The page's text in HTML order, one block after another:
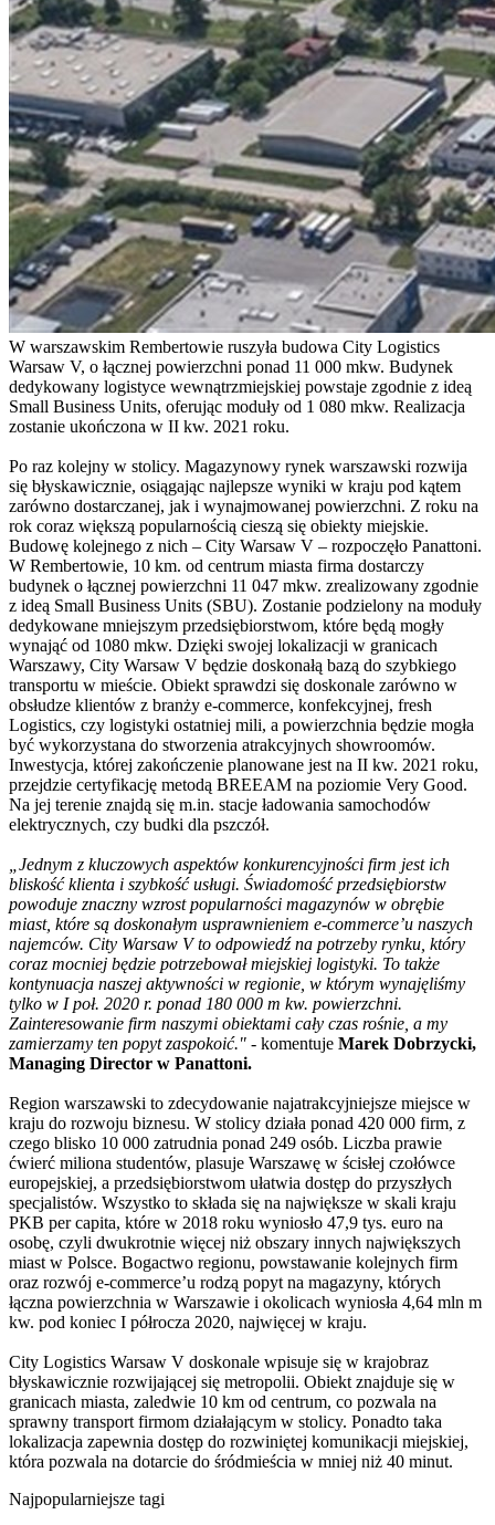
W warszawskim Rembertowie ruszyła budowa City Logistics
Warsaw V, o łącznej powierzchni ponad 11 000 mkw. Budynek
dedykowany logistyce wewnątrzmiejskiej powstaje zgodnie z ideą
Small Business Units, oferując moduły od 1 080 mkw. Realizacja
zostanie ukończona w II kw. 2021 roku.
Po raz kolejny w stolicy. Magazynowy rynek warszawski rozwija
się błyskawicznie, osiągając najlepsze wyniki w kraju pod kątem
zarówno dostarczanej, jak i wynajmowanej powierzchni. Z roku na
rok coraz większą popularnością cieszą się obiekty miejskie.
Budowę kolejnego z nich – City Warsaw V – rozpoczęło Panattoni.
W Rembertowie, 10 km. od centrum miasta firma dostarczy
budynek o łącznej powierzchni 11 047 mkw. zrealizowany zgodnie
z ideą Small Business Units (SBU). Zostanie podzielony na moduły
dedykowane mniejszym przedsiębiorstwom, które będą mogły
wynająć od 1080 mkw. Dzięki swojej lokalizacji w granicach
Warszawy, City Warsaw V będzie doskonałą bazą do szybkiego
transportu w mieście. Obiekt sprawdzi się doskonale zarówno w
obsłudze klientów z branży e-commerce, konfekcyjnej, fresh
Logistics, czy logistyki ostatniej mili, a powierzchnia będzie mogła
być wykorzystana do stworzenia atrakcyjnych showroomów.
Inwestycja, której zakończenie planowane jest na II kw. 2021 roku,
przejdzie certyfikację metodą BREEAM na poziomie Very Good.
Na jej terenie znajdą się m.in. stacje ładowania samochodów
elektrycznych, czy budki dla pszczół.
„Jednym z kluczowych aspektów konkurencyjności firm jest ich
bliskość klienta i szybkość usługi. Świadomość przedsiębiorstw
powoduje znaczny wzrost popularności magazynów w obrębie
miast, które są doskonałym usprawnieniem e-commerce’u naszych
najemców. City Warsaw V to odpowiedź na potrzeby rynku, który
coraz mocniej będzie potrzebował miejskiej logistyki. To także
kontynuacja naszej aktywności w regionie, w którym wynajęliśmy
tylko w I poł. 2020 r. ponad 180 000 m kw. powierzchni.
Zainteresowanie firm naszymi obiektami cały czas rośnie, a my
zamierzamy ten popyt zaspokoić." - komentuje Marek Dobrzycki,
Managing Director w Panattoni.
Region warszawski to zdecydowanie najatrakcyjniejsze miejsce w
kraju do rozwoju biznesu. W stolicy działa ponad 420 000 firm, z
czego blisko 10 000 zatrudnia ponad 249 osób. Liczba prawie
ćwierć miliona studentów, plasuje Warszawę w ścisłej czołówce
europejskiej, a przedsiębiorstwom ułatwia dostęp do przyszłych
specjalistów. Wszystko to składa się na największe w skali kraju
PKB per capita, które w 2018 roku wyniosło 47,9 tys. euro na
osobę, czyli dwukrotnie więcej niż obszary innych największych
miast w Polsce. Bogactwo regionu, powstawanie kolejnych firm
oraz rozwój e-commerce’u rodzą popyt na magazyny, których
łączna powierzchnia w Warszawie i okolicach wyniosła 4,64 mln m
kw. pod koniec I półrocza 2020, najwięcej w kraju.
City Logistics Warsaw V doskonale wpisuje się w krajobraz
błyskawicznie rozwijającej się metropolii. Obiekt znajduje się w
granicach miasta, zaledwie 10 km od centrum, co pozwala na
sprawny transport firmom działającym w stolicy. Ponadto taka
lokalizacja zapewnia dostęp do rozwiniętej komunikacji miejskiej,
która pozwala na dotarcie do śródmieścia w mniej niż 40 minut.
Najpopularniejsze tagi